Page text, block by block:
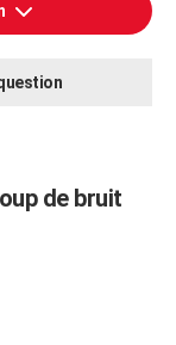
de bruit